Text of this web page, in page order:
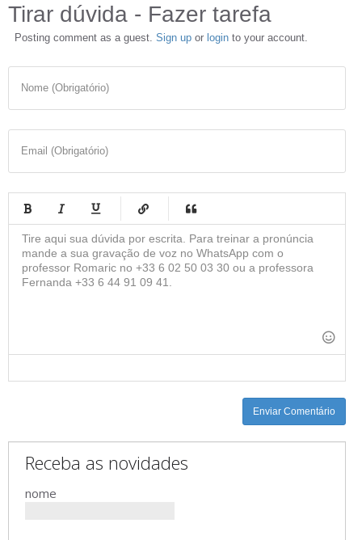
Tirar dúvida - Fazer tarefa
Posting comment as a guest. Sign up or login to your account.
Nome (Obrigatório)
Email (Obrigatório)
-
-
-
-
-
-
-
-
-
-
Enviar Comentário
Receba as novidades
nome